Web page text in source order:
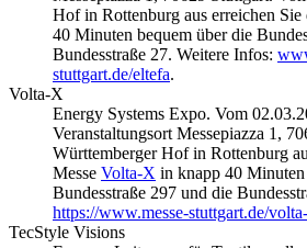
Hof in Rottenburg aus erreichen Sie
40 Minuten bequem über die
Bundesstraße 27. Weitere Infos:
stuttgart.de/eltefa.
Volta-X
Energy Systems Expo. Vom
Veranstaltungsort Messepiazza 1,
Württemberger Hof in Rottenburg
Messe Volta-X in knapp 40
Bundesstraße 297 und die
https://www.messe-stuttgart.de/
TecStyle Visions